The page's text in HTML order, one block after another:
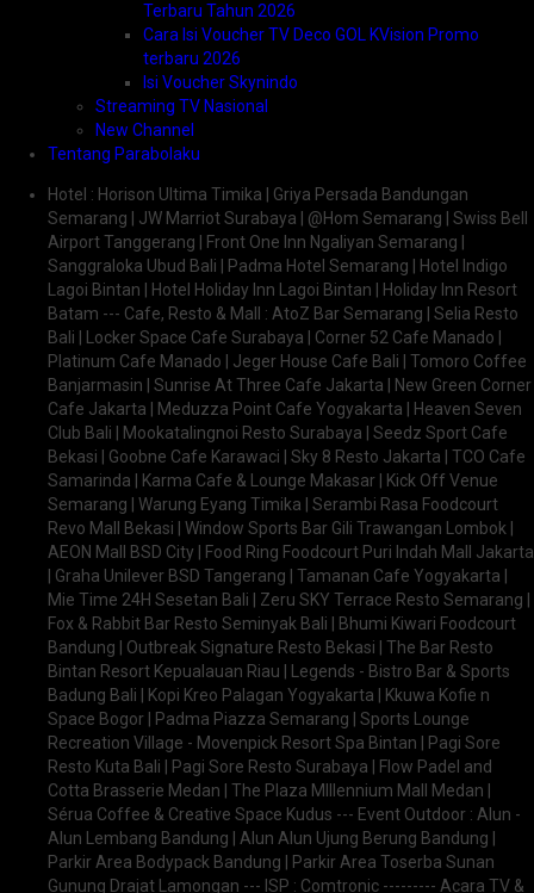
Terbaru Tahun 2026
Cara Isi Voucher TV Deco GOL KVision Promo
terbaru 2026
Isi Voucher Skynindo
Streaming TV Nasional
New Channel
Tentang Parabolaku
Hotel : Horison Ultima Timika | Griya Persada Bandungan
Semarang | JW Marriot Surabaya | @Hom Semarang | Swiss Bell
Airport Tanggerang | Front One Inn Ngaliyan Semarang |
Sanggraloka Ubud Bali | Padma Hotel Semarang | Hotel Indigo
Lagoi Bintan | Hotel Holiday Inn Lagoi Bintan | Holiday Inn Resort
Batam --- Cafe, Resto & Mall : AtoZ Bar Semarang | Selia Resto
Bali | Locker Space Cafe Surabaya | Corner 52 Cafe Manado |
Platinum Cafe Manado | Jeger House Cafe Bali | Tomoro Coffee
Banjarmasin | Sunrise At Three Cafe Jakarta | New Green Corner
Cafe Jakarta | Meduzza Point Cafe Yogyakarta | Heaven Seven
Club Bali | Mookatalingnoi Resto Surabaya | Seedz Sport Cafe
Bekasi | Goobne Cafe Karawaci | Sky 8 Resto Jakarta | TCO Cafe
Samarinda | Karma Cafe & Lounge Makasar | Kick Off Venue
Semarang | Warung Eyang Timika | Serambi Rasa Foodcourt
Revo Mall Bekasi | Window Sports Bar Gili Trawangan Lombok |
AEON Mall BSD City | Food Ring Foodcourt Puri Indah Mall Jakarta
| Graha Unilever BSD Tangerang | Tamanan Cafe Yogyakarta |
Mie Time 24H Sesetan Bali | Zeru SKY Terrace Resto Semarang |
Fox & Rabbit Bar Resto Seminyak Bali | Bhumi Kiwari Foodcourt
Bandung | Outbreak Signature Resto Bekasi | The Bar Resto
Bintan Resort Kepualauan Riau | Legends - Bistro Bar & Sports
Badung Bali | Kopi Kreo Palagan Yogyakarta | Kkuwa Kofie n
Space Bogor | Padma Piazza Semarang | Sports Lounge
Recreation Village - Movenpick Resort Spa Bintan | Pagi Sore
Resto Kuta Bali | Pagi Sore Resto Surabaya | Flow Padel and
Cotta Brasserie Medan | The Plaza Mlllennium Mall Medan |
Sérua Coffee & Creative Space Kudus --- Event Outdoor : Alun -
Alun Lembang Bandung | Alun Alun Ujung Berung Bandung |
Parkir Area Bodypack Bandung | Parkir Area Toserba Sunan
Gunung Drajat Lamongan --- ISP : Comtronic --------- Acara TV &